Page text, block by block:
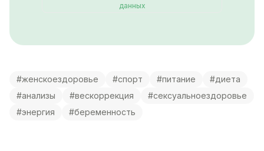
данных
#женскоездоровье #спорт #питание
#диета
#анализы
#вескоррекция
#сексуальноездоровье
#энергия
#беременность